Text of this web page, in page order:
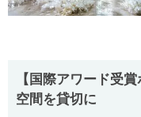
【国際アワード受
空間を貸切に